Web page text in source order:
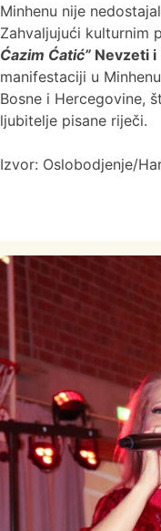
Minhenu nije
Zahvaljujući kulturnim
Ćazim Ćatić” Nevzeti i
manifestaciji u
Bosne i Hercegovine,
ljubitelje pisane riječi.
Izvor: Oslobodjenje/